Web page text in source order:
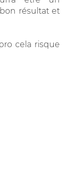
résultat et
cela risque